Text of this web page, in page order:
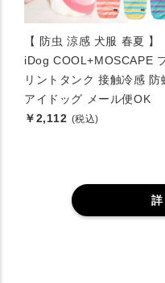
【 防虫 涼感 犬服 春夏 】
iDog COOL+MOSCAPE
リントタンク 接触冷感 防
アイドッグ メール便OK
￥2,112 (税込)
詳